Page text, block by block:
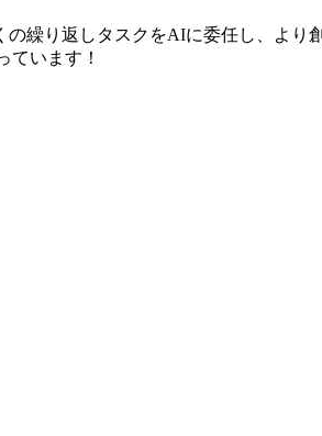
繰り返しタスクをAIに委任し、よ
ています！